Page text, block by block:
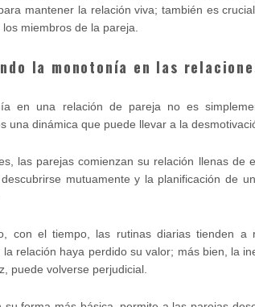
mantener la relación viva; también es
miembros de la pareja.
la monotonía en las
en una relación de pareja no es
una dinámica que puede llevar a la
las parejas comienzan su relación llenas de
mutuamente y la planificación de
con el tiempo, las rutinas diarias tienden a
la relación haya perdido su valor; más bien, la
puede volverse perjudicial.